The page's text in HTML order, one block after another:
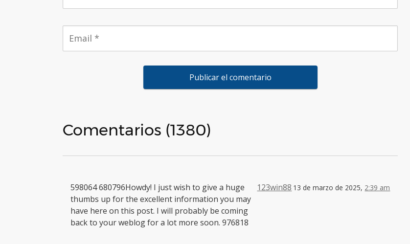
Comentarios (1380)
123win88 13 de marzo de 2025, 2:39 am
598064 680796Howdy! I just wish to give a huge
thumbs up for the excellent information you may
have here on this post. I will probably be coming
back to your weblog for a lot more soon. 976818